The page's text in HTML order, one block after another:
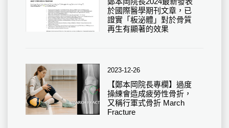
於國際醫學期刊文章，已
證實「板泌體」對於骨質
再生有顯著的效果
2023-12-26
【鄭本岡院長專欄】過度
操練會造成疲勞性骨折，
又稱行軍式骨折 March
Fracture